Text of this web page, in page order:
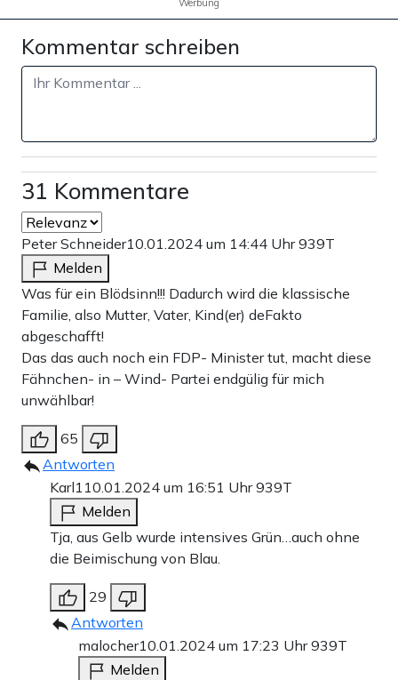
Werbung
Kommentar schreiben
31 Kommentare
Peter Schneider10.01.2024 um 14:44 Uhr939T
Melden
Was für ein Blödsinn!!! Dadurch wird die klassische
Familie, also Mutter, Vater, Kind(er) deFakto
abgeschafft!
Das das auch noch ein FDP- Minister tut, macht diese
Fähnchen- in – Wind- Partei endgülig für mich
unwählbar!
65
Antworten
Karl1 10.01.2024 um 16:51 Uhr939T
Melden
Tja, aus Gelb wurde intensives Grün…auch ohne
die Beimischung von Blau.
29
Antworten
malocher10.01.2024 um 17:23 Uhr939T
Melden